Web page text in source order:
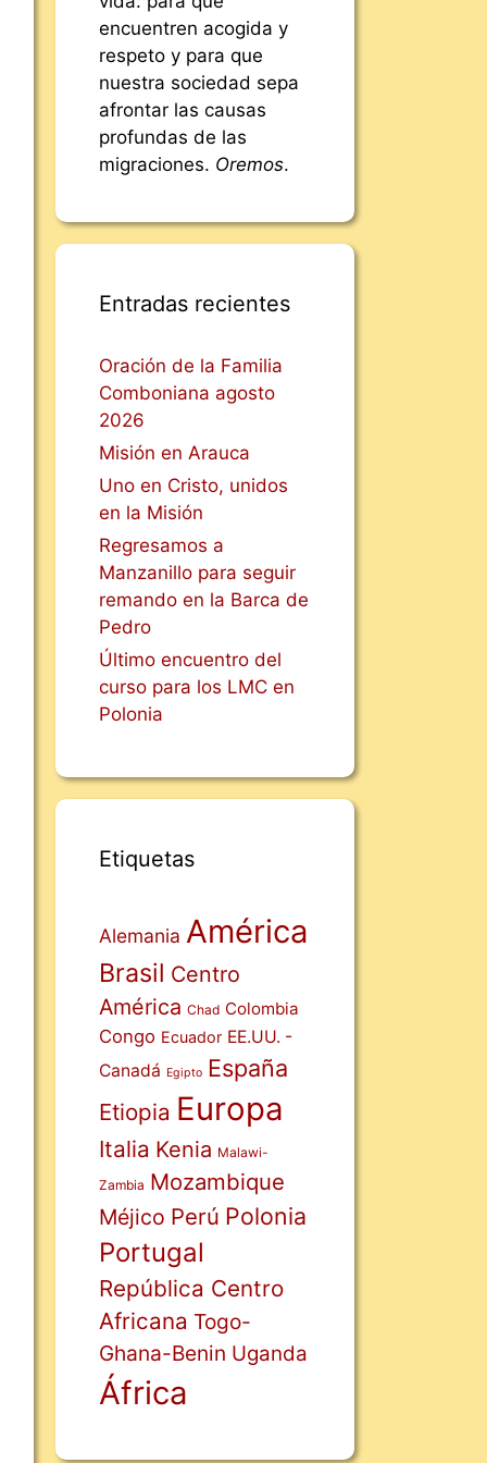
encuentren acogida y
respeto y para que
nuestra sociedad sepa
afrontar las causas
profundas de las
migraciones. Oremos.
Entradas recientes
Oración de la Familia
Comboniana agosto
2026
Misión en Arauca
Uno en Cristo, unidos
en la Misión
Regresamos a
Manzanillo para seguir
remando en la Barca de
Pedro
Último encuentro del
curso para los LMC en
Polonia
Etiquetas
Alemania América
Brasil Centro
América Chad Colombia
Congo Ecuador EE.UU. -
Canadá Egipto España
Etiopia Europa
Italia Kenia Malawi-
Zambia Mozambique
Méjico Perú Polonia
Portugal
República Centro
Africana Togo-
Ghana-Benin Uganda
África